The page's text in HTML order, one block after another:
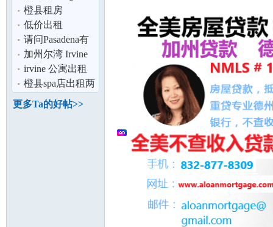
市场开拓与运
Kitchen 地道湖南
滋味
橙县租房
Westminster 近尔
湾
低价出租
SL450$2500/月,
含全保
请问Pasadena有
好的私立幼儿园
吗
加州尔湾 Irvine
寄宿家庭 有爱心
丶尽职尽
irvine 公寓出租
橙县spa店出租两
个房间
更多Ta的好帖>>